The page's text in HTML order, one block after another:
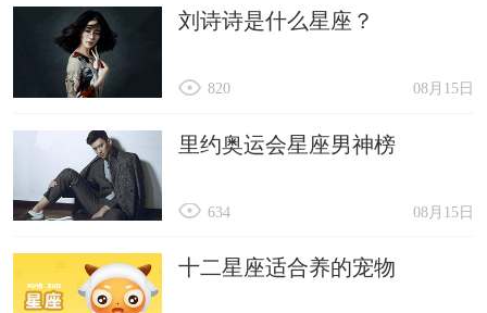
刘诗诗是什么星座？
08月15日
820
里约奥运会星座男神榜
08月15日
634
十二星座适合养的宠物